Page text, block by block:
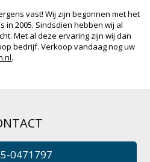
vast! Wij zijn begonnen met het
2005. Sindsdien hebben wij al
Met al deze ervaring zijn wij dan
bedrijf. Verkoop vandaag nog uw
.
0471797